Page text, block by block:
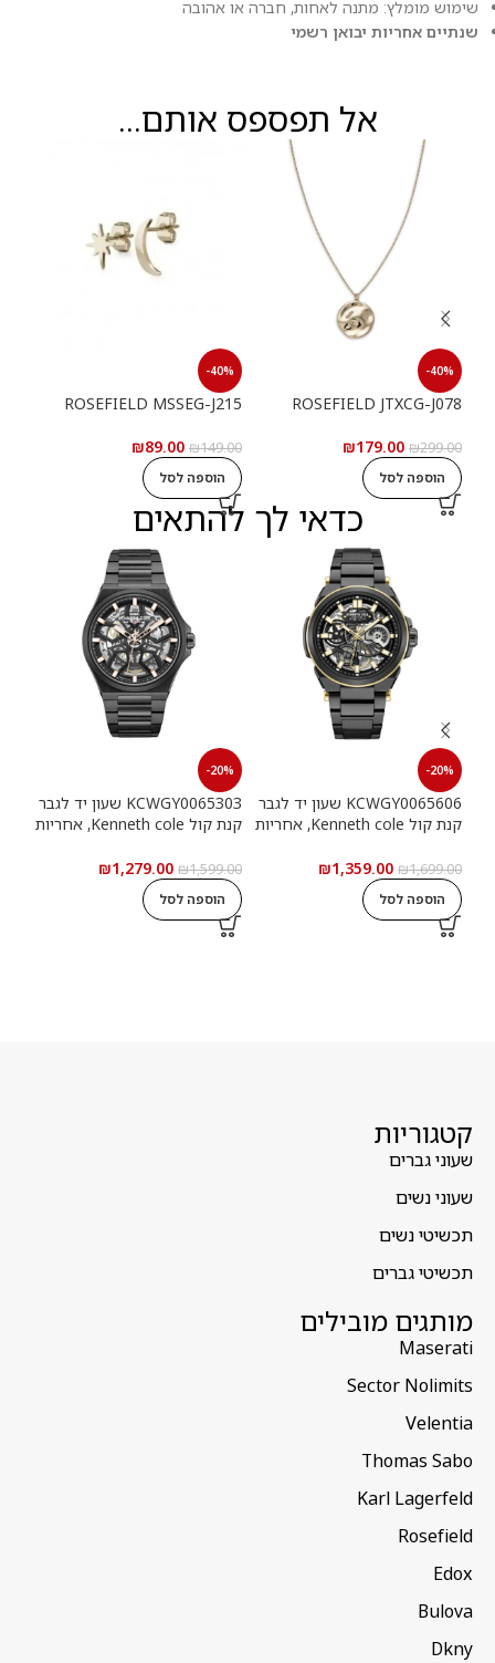
שימוש מומלץ: מתנה לאחות, חברה או אהובה
שנתיים אחריות יבואן רשמי
אל תפספס אותם...
-40%
ROSEFIELD JTXCG-J078
₪299.00
₪179.00
הוספה לסל
-40%
ROSEFIELD MSSEG-J215
₪149.00
₪89.00
הוספה לסל
כדאי לך להתאים
-20%
KCWGY0065606 שעון יד לגבר
קנת קול Kenneth cole, אחריות
₪1,699.00
₪1,359.00
הוספה לסל
-20%
KCWGY0065303 שעון יד לגבר
קנת קול Kenneth cole, אחריות
₪1,599.00
₪1,279.00
הוספה לסל
קטגוריות
שעוני גברים
שעוני נשים
תכשיטי נשים
תכשיטי גברים
מותגים מובילים
Maserati
Sector Nolimits
Velentia
Thomas Sabo
Karl Lagerfeld
Rosefield
Edox
Bulova
Dkny